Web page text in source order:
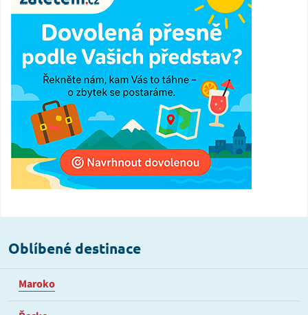
Oblíbené destinace
Maroko